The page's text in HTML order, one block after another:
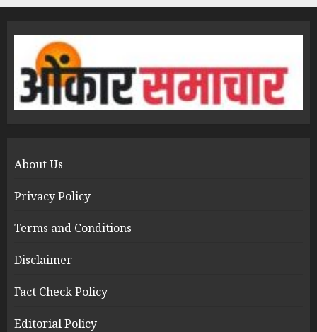
About Us
Privacy Policy
Terms and Conditions
Disclaimer
Fact Check Policy
Editorial Policy